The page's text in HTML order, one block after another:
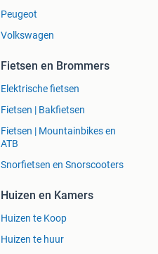
Peugeot
Volkswagen
Fietsen en Brommers
Elektrische fietsen
Fietsen | Bakfietsen
Fietsen | Mountainbikes en
ATB
Snorfietsen en Snorscooters
Huizen en Kamers
Huizen te Koop
Huizen te huur